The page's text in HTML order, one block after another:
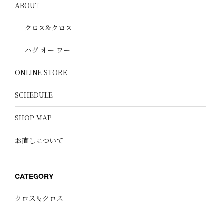
ABOUT
クロス&クロス
ハグ オー ワー
ONLINE STORE
SCHEDULE
SHOP MAP
お直しについて
CATEGORY
クロス＆クロス